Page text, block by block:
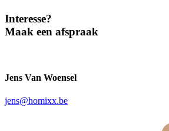
Interesse?
Maak een afspraak
Jens Van Woensel
jens@homixx.be